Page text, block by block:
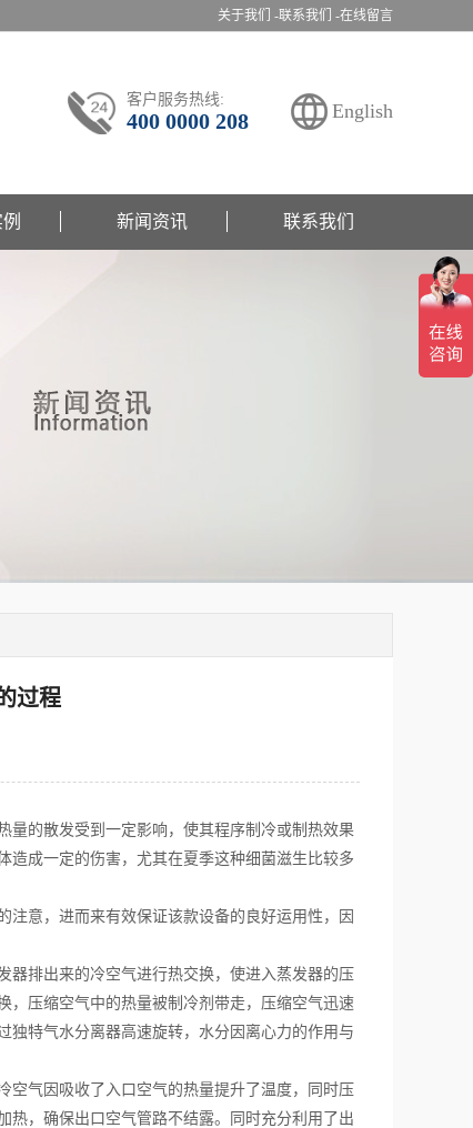
关于我们 -联系我们 -在线留言
English
客户服务热线:
400 0000 208
新闻资讯 联系我们
过程
量的散发受到一定影响，使其程序制冷或制热效果
造成一定的伤害，尤其在夏季这种细菌滋生比较多
意，进而来有效保证该款设备的良好运用性，因
排出来的冷空气进行热交换，使进入蒸发器的压
，压缩空气中的热量被制冷剂带走，压缩空气迅速
独特气水分离器高速旋转，水分因离心力的作用与
气因吸收了入口空气的热量提升了温度，同时压
热，确保出口空气管路不结露。同时充分利用了出